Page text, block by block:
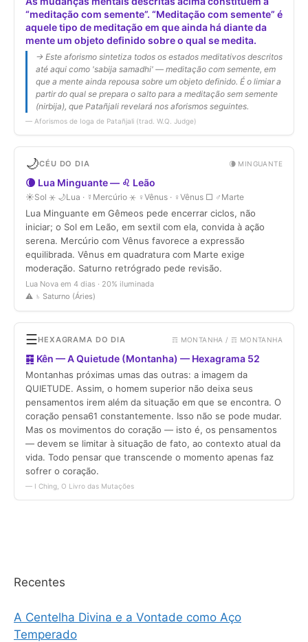
Recentes
A Centelha Divina e a Vontade como Aço
Temperado